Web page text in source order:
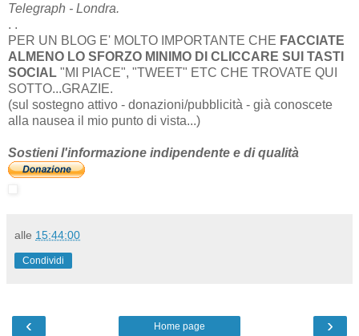
Telegraph - Londra.
. .
PER UN BLOG E' MOLTO IMPORTANTE CHE FACCIATE
ALMENO LO SFORZO MINIMO DI CLICCARE SUI TASTI
SOCIAL "MI PIACE", "TWEET" ETC CHE TROVATE QUI
SOTTO...GRAZIE.
(sul sostegno attivo - donazioni/pubblicità - già conoscete
alla nausea il mio punto di vista...)
Sostieni l'informazione indipendente e di qualità
alle 15:44:00
Condividi
‹ ›
Home page